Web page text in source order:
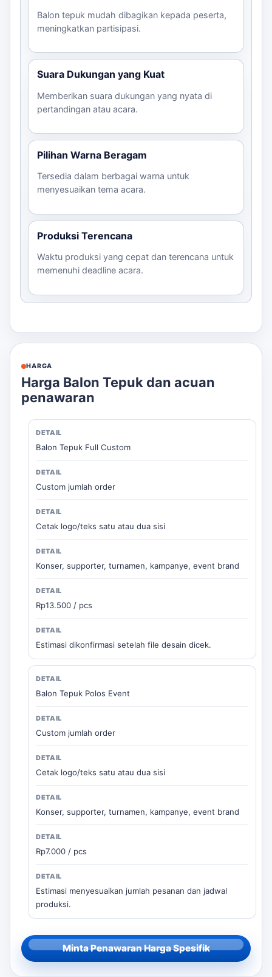
Balon tepuk mudah dibagikan kepada peserta,
meningkatkan partisipasi.
Suara Dukungan yang Kuat
Memberikan suara dukungan yang nyata di
pertandingan atau acara.
Pilihan Warna Beragam
Tersedia dalam berbagai warna untuk
menyesuaikan tema acara.
Produksi Terencana
Waktu produksi yang cepat dan terencana untuk
memenuhi deadline acara.
HARGA
Harga Balon Tepuk dan acuan
penawaran
Balon Tepuk Full Custom
Custom jumlah order
Cetak logo/teks satu atau dua sisi
Konser, supporter, turnamen, kampanye, event brand
Rp13.500 / pcs
Estimasi dikonfirmasi setelah file desain dicek.
Balon Tepuk Polos Event
Custom jumlah order
Cetak logo/teks satu atau dua sisi
Konser, supporter, turnamen, kampanye, event brand
Rp7.000 / pcs
Estimasi menyesuaikan jumlah pesanan dan jadwal
produksi.
Minta Penawaran Harga Spesifik